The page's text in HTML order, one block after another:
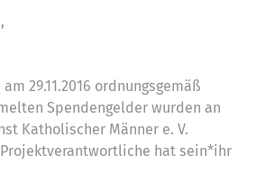
29.11.2016 ordnungsgemäß
Spendengelder wurden an
Katholischer Männer e. V.
hat sein*ihr